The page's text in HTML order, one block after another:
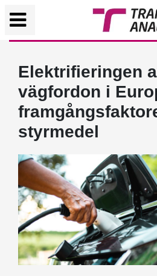
Elektrifieringen
vägfordon i
styrmedel